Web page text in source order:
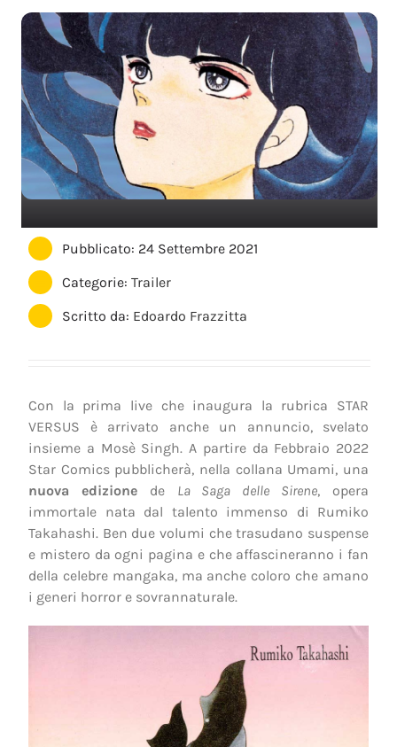
Pubblicato: 24 Settembre 2021
Categorie:Trailer
Scritto da: Edoardo Frazzitta
Con la prima live che inaugura la rubrica STAR
VERSUS è arrivato anche un annuncio, svelato
insieme a Mosè Singh. A partire da Febbraio 2022
Star Comics pubblicherà, nella collana Umami, una
nuova edizionede La Saga delle Sirene, opera
immortale nata dal talento immenso di Rumiko
Takahashi. Ben due volumi che trasudano suspense
e mistero da ogni pagina e che affascineranno i fan
della celebre mangaka, ma anche coloro che amano
i generi horror e sovrannaturale.